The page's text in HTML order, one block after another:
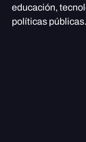
educación,
políticas públicas.